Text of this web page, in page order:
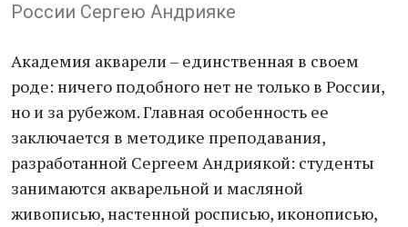
России Сергею Андрияке
Академия акварели – единственная в своем
роде: ничего подобного нет не только в России,
но и за рубежом. Главная особенность ее
заключается в методике преподавания,
разработанной Сергеем Андриякой: студенты
занимаются акварельной и масляной
живописью, настенной росписью, иконописью,